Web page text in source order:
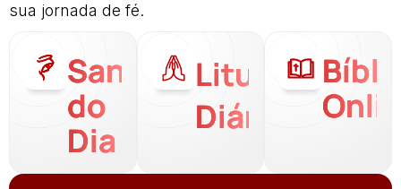
sua jornada de fé.
Santo
do
Dia
Liturgia
Diária